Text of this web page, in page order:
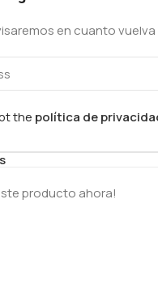
en cuanto
the política de
producto ahora!